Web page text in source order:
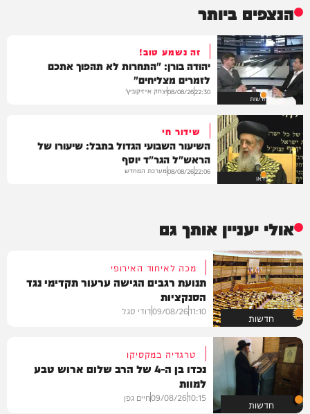
הנצפים ביותר
חדשות
זה נשמע טוב!
יהודה בורן: "התחרות לא תהפוך אתכם
לזמרים מצליחים"
22:30
08/08/26יצחק אייזיקוביץ'
וידאו
שידור חי
השיעור השבועי הגדול בתבל: שיעורו של
הראש"ל הגר"ד יוסף
22:06
08/08/26מערכת המחדש
אולי יעניין אותך גם
חדשות
מכה לאיחוד האירופי
תנועת רגבים הגישה ערעור תקדימי נגד
הסנקציות
11:10
09/08/26דודי סגל
חדשות
טרגדיה במקסיקו
נכדו בן ה-4 של הרב שלום ארוש טבע
למוות
10:15
09/08/26חיים גפן